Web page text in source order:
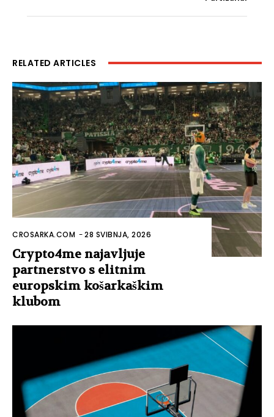
RELATED ARTICLES
CROSARKA.COM -28 SVIBNJA, 2026
Crypto4me najavljuje
partnerstvo s elitnim
europskim košarkaškim
klubom